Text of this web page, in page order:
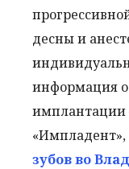
десны и
информация о
имплантации
«Импладент»,
зубов во